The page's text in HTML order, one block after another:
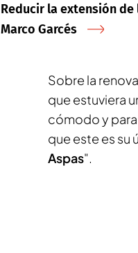
Reducir la extensión
Marco Garcés
Sobre la
que estuviera
cómodo y
que este es su
Aspas".